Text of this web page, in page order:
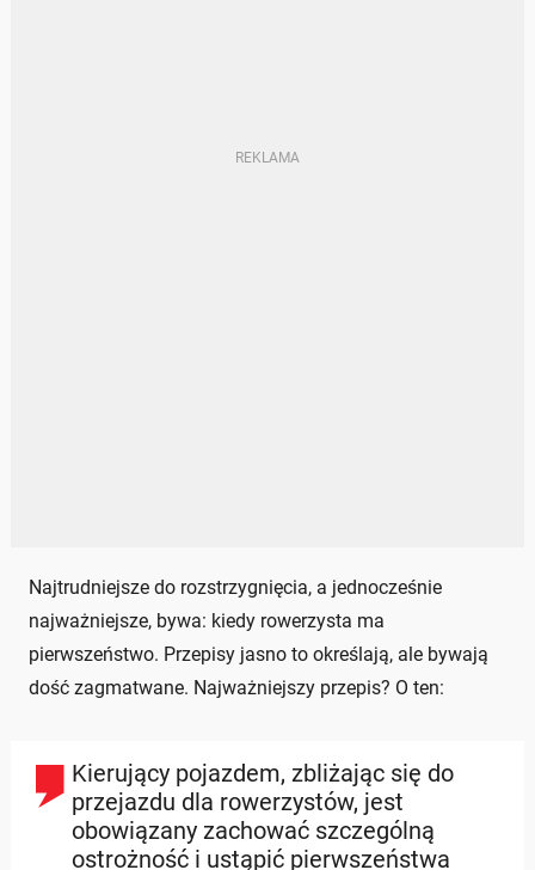
Najtrudniejsze do rozstrzygnięcia, a jednocześnie
najważniejsze, bywa: kiedy rowerzysta ma
pierwszeństwo. Przepisy jasno to określają, ale bywają
dość zagmatwane. Najważniejszy przepis? O ten:
Kierujący pojazdem, zbliżając się do
przejazdu dla rowerzystów, jest
obowiązany zachować szczególną
ostrożność i ustąpić pierwszeństwa